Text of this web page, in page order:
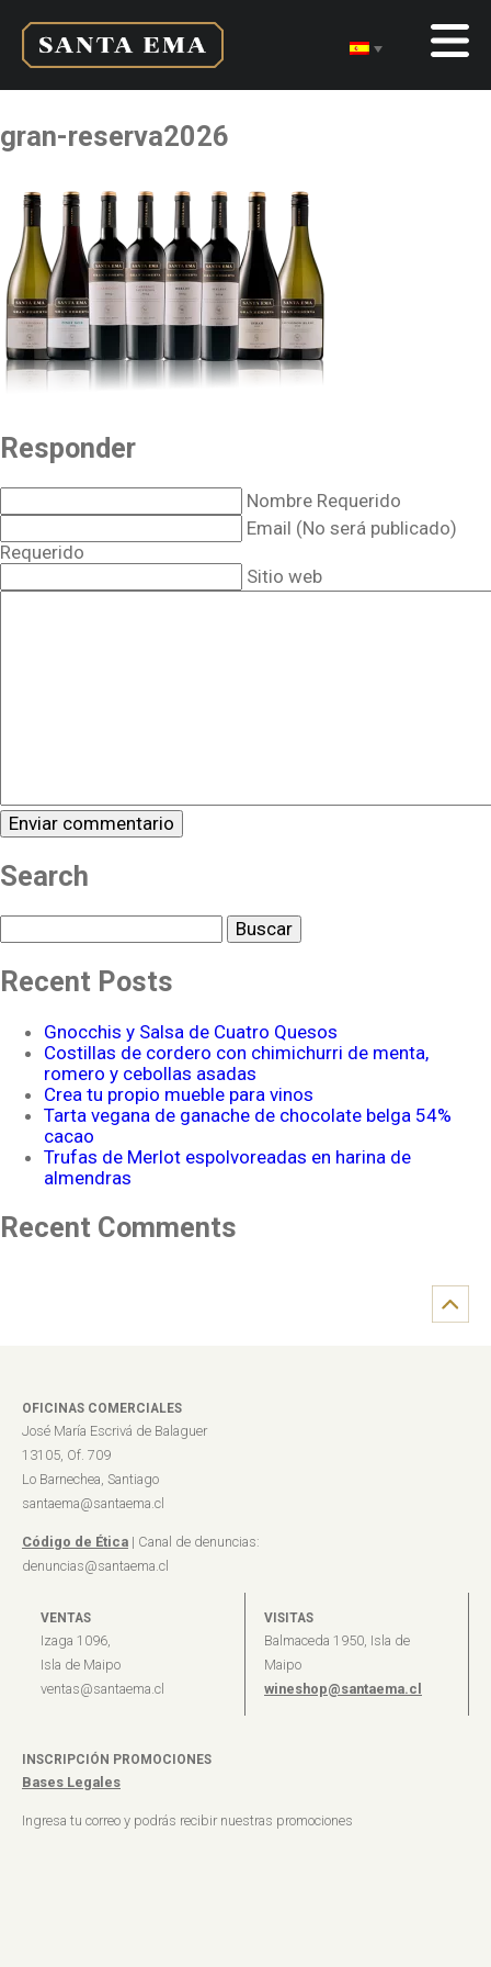
gran-reserva2026
Responder
Nombre Requerido
Email (No será publicado)
Requerido
Sitio web
Search
Recent Posts
Gnocchis y Salsa de Cuatro Quesos
Costillas de cordero con chimichurri de menta,
romero y cebollas asadas
Crea tu propio mueble para vinos
Tarta vegana de ganache de chocolate belga 54%
cacao
Trufas de Merlot espolvoreadas en harina de
almendras
Recent Comments
OFICINAS COMERCIALES
José María Escrivá de Balaguer
13105, Of. 709
Lo Barnechea, Santiago
santaema@santaema.cl
Código de Ética | Canal de denuncias:
denuncias@santaema.cl
VENTAS
Izaga 1096,
Isla de Maipo
ventas@santaema.cl
VISITAS
Balmaceda 1950, Isla de
Maipo
wineshop@santaema.cl
INSCRIPCIÓN PROMOCIONES
Bases Legales
Ingresa tu correo y podrás recibir nuestras promociones